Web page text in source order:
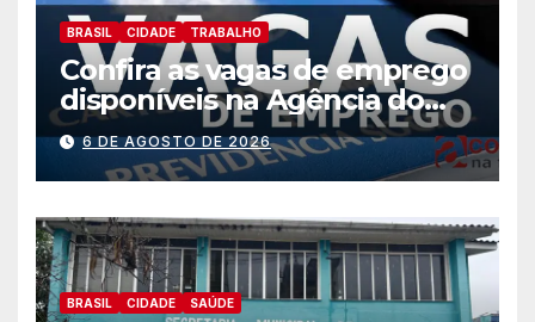
BRASIL CIDADE TRABALHO
Confira as vagas de emprego
disponíveis na Agência do
Trabalhador
6 DE AGOSTO DE 2026
BRASIL CIDADE SAÚDE